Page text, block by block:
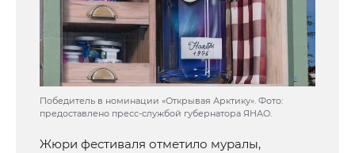
Победитель в номинации «Открывая Арктику». Фото:
предоставлено пресс-службой губернатора ЯНАО.
Жюри фестиваля отметило муралы,